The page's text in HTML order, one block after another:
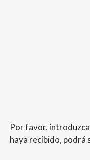
Por favor,
haya recibido, podrá